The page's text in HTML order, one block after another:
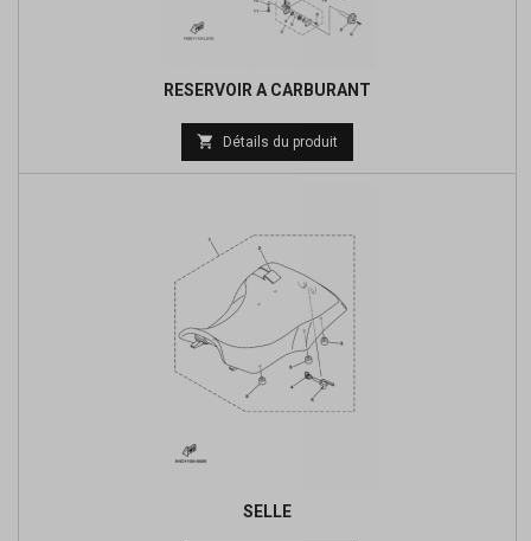
RESERVOIR A CARBURANT
Prix
de
 Détails du produit
SELLE